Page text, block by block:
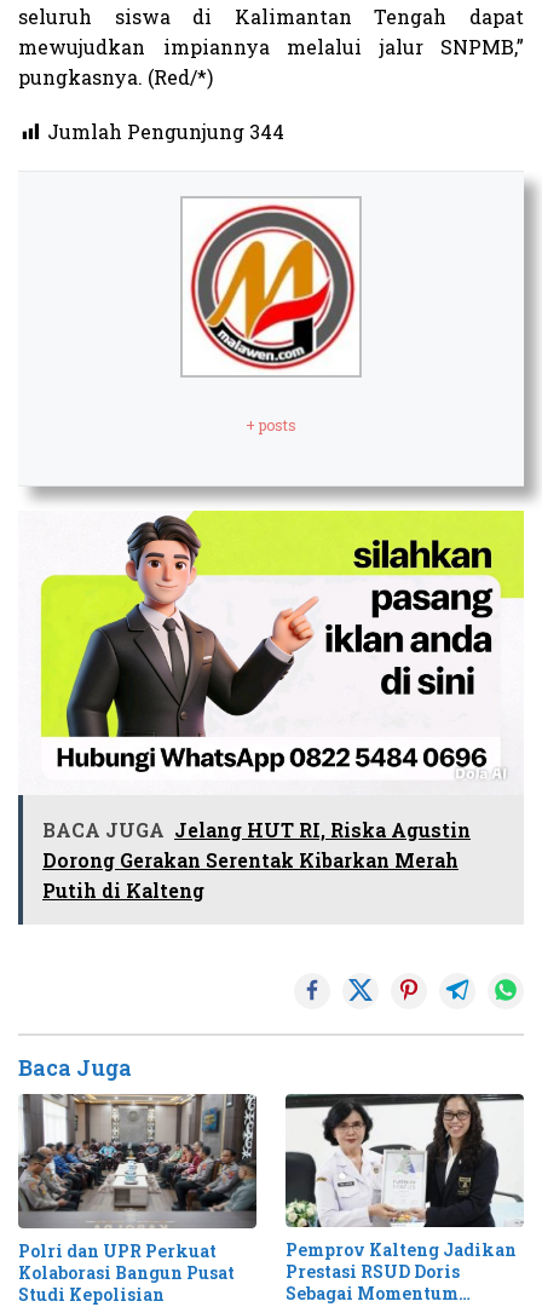
seluruh siswa di Kalimantan Tengah dapat
mewujudkan impiannya melalui jalur SNPMB,”
pungkasnya. (Red/*)
Jumlah Pengunjung 344
+ posts
BACA JUGA Jelang HUT RI, Riska Agustin
Dorong Gerakan Serentak Kibarkan Merah
Putih di Kalteng
Baca Juga
Polri dan UPR Perkuat
Kolaborasi Bangun Pusat
Studi Kepolisian
Pemprov Kalteng Jadikan
Prestasi RSUD Doris
Sebagai Momentum